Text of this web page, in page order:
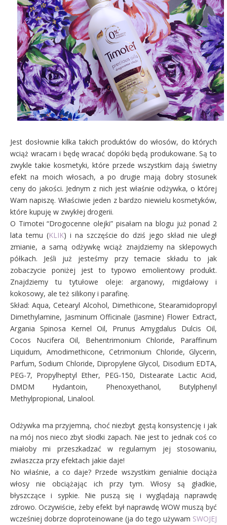
Jest dosłownie kilka takich produktów do włosów, do których
wciąż wracam i będę wracać dopóki będą produkowane. Są to
zwykle takie kosmetyki, które przede wszystkim dają świetny
efekt na moich włosach, a po drugie mają dobry stosunek
ceny do jakości. Jednym z nich jest właśnie odżywka, o której
Wam napiszę. Właściwie jeden z bardzo niewielu kosmetyków,
które kupuję w zwykłej drogerii.
O Timotei “Drogocenne olejki” pisałam na blogu już ponad 2
lata temu (KLIK) i na szczęście do dziś jego skład nie uległ
zmianie, a samą odżywkę wciąż znajdziemy na sklepowych
półkach. Jeśli już jesteśmy przy temacie składu to jak
zobaczycie poniżej jest to typowo emolientowy produkt.
Znajdziemy tu tytułowe oleje: arganowy, migdałowy i
kokosowy, ale też silikony i parafinę.
Skład:Aqua, Cetearyl Alcohol, Dimethicone, Stearamidopropyl
Dimethylamine, Jasminum Officinale (Jasmine) Flower Extract,
Argania Spinosa Kernel Oil, Prunus Amygdalus Dulcis Oil,
Cocos Nucifera Oil, Behentrimonium Chloride, Paraffinum
Liquidum, Amodimethicone, Cetrimonium Chloride, Glycerin,
Parfum, Sodium Chloride, Dipropylene Glycol, Disodium EDTA,
PEG-7, Propylheptyl Ether, PEG-150, Distearate Lactic Acid,
DMDM Hydantoin, Phenoxyethanol, Butylphenyl
Methylpropional, Linalool.
Odżywka ma przyjemną, choć niezbyt gęstą konsystencję i jak
na mój nos nieco zbyt słodki zapach. Nie jest to jednak coś co
miałoby mi przeszkadzać w regularnym jej stosowaniu,
zwłaszcza przy efektach jakie daje!
No właśnie, a co daje? Przede wszystkim genialnie dociąża
włosy nie obciążając ich przy tym. Włosy są gładkie,
błyszczące i sypkie. Nie puszą się i wyglądają naprawdę
zdrowo. Oczywiście, żeby efekt był naprawdę WOW muszą być
wcześniej dobrze doproteinowane (ja do tego używam SWOJEJ